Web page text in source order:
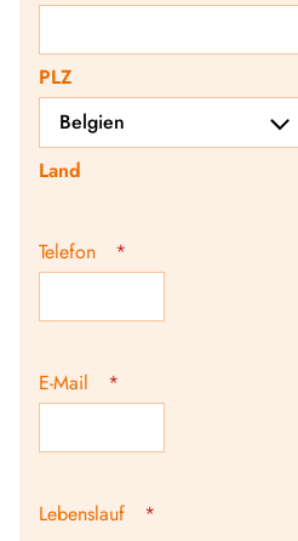
PLZ
Land
Telefon *
E-Mail *
Lebenslauf *